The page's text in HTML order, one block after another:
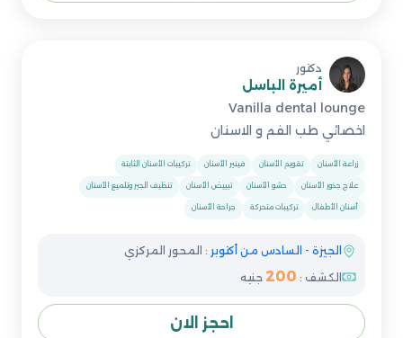
دكتور
أميرة الباسل
Vanilla dental lounge
اخصائي طب الفم و الاسنان
زراعة الأسنان تقويم الأسنان فينير الأسنان تركيبات الأسنان الثابتة
علاج جذور الأسنان حشو الأسنان تبييض الأسنان تنظيف الجير وتلميع الأسنان
أسنان الأطفال تركيبات متحركة جراحة الأسنان
الجيزة - السادس من أكتوبر : المحور المركزي
الكشف : 200 جنيه
احجز الان